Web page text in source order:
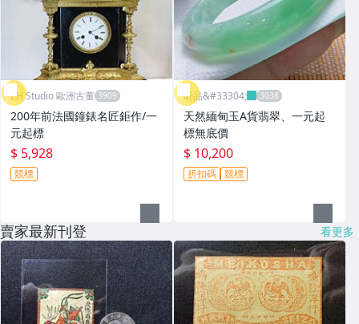
ZH Studio 歐洲古董
200年前法國鐘錶名匠鉅作/一
元起標
$ 5,928
競標
昕品&#33304;
天然緬甸玉A貨翡翠、一元起
標無底價
$ 10,200
折扣碼 競標
賣家最新刊登 看更多